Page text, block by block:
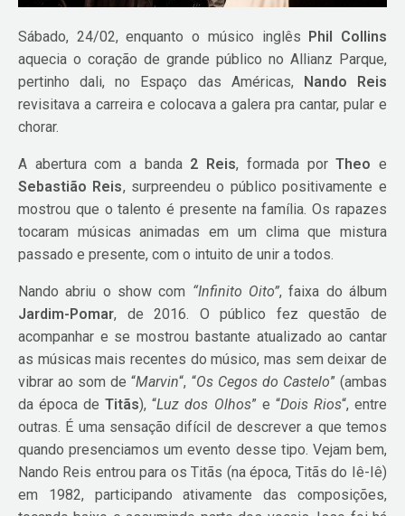
Sábado, 24/02, enquanto o músico inglês Phil Collins
aquecia o coração de grande público no Allianz Parque,
pertinho dali, no Espaço das Américas, Nando Reis
revisitava a carreira e colocava a galera pra cantar, pular e
chorar.
A abertura com a banda 2 Reis, formada porTheo e
Sebastião Reis, surpreendeu o público positivamente e
mostrou que o talento é presente na família. Os rapazes
tocaram músicas animadas em um clima que mistura
passado e presente, com o intuito de unir a todos.
Nando abriu o show com “Infinito Oito”, faixa do álbum
Jardim-Pomar, de 2016. O público fez questão de
acompanhar e se mostrou bastante atualizado ao cantar
as músicas mais recentes do músico, mas sem deixar de
vibrar ao som de “Marvin“, “Os Cegos do Castelo” (ambas
da época deTitãs), “Luz dos Olhos” e “Dois Rios“, entre
outras. É uma sensação difícil de descrever a que temos
quando presenciamos um evento desse tipo. Vejam bem,
Nando Reis entrou para os Titãs (na época, Titãs do Iê-Iê)
em 1982, participando ativamente das composições,